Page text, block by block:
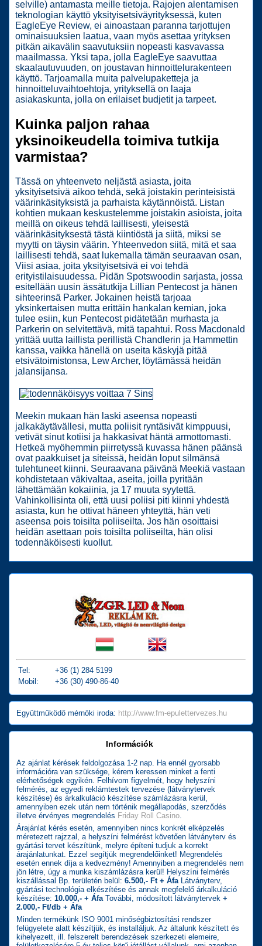
selville) antamasta meille tietoja. Rajojen alentamisen
teknologian käyttö yksityisetsiväyrityksessä, kuten
EagleEye Review, ei ainoastaan ​​paranna tarjottujen
ominaisuuksien laatua, vaan myös asettaa yrityksen
pitkän aikavälin saavutuksiin nopeasti kasvavassa
maailmassa. Yksi tapa, jolla EagleEye saavuttaa
skaalautuvuuden, on joustavan hinnoittelurakenteen
käyttö. Tarjoamalla muita palvelupaketteja ja
hinnoitteluvaihtoehtoja, yrityksellä on laaja
asiakaskunta, jolla on erilaiset budjetit ja tarpeet.
Kuinka paljon rahaa
yksinoikeudella toimiva tutkija
varmistaa?
Tässä on yhteenveto neljästä asiasta, joita
yksityisetsivä aikoo tehdä, sekä joistakin perinteisistä
väärinkäsityksistä ja parhaista käytännöistä. Listan
kohtien mukaan keskustelemme joistakin asioista, joita
meillä on oikeus tehdä laillisesti, yleisestä
väärinkäsityksestä tästä kiintiöstä ja siitä, miksi se
myytti on täysin väärin. Yhteenvedon siitä, mitä et saa
laillisesti tehdä, saat lukemalla tämän seuraavan osan,
Viisi asiaa, joita yksityisetsivä ei voi tehdä
erityistilaisuudessa. Pidän Spotswoodin sarjasta, jossa
esitellään uusin ässätutkija Lillian Pentecost ja hänen
sihteerinsä Parker. Jokainen heistä tarjoaa
yksinkertaisen mutta erittäin hankalan kemian, joka
tulee esiin, kun Pentecost pidätetään murhasta ja
Parkerin on selvitettävä, mitä tapahtui. Ross Macdonald
yrittää uutta laillista perillistä Chandlerin ja Hammettin
kanssa, vaikka hänellä on useita käskyjä pitää
etsivätoimistonsa, Lew Archer, löytämässä heidän
jalansijansa.
Meekin mukaan hän laski aseensa nopeasti
jalkakäytävällesi, mutta poliisit ryntäsivät kimppuusi,
vetivät sinut kotiisi ja hakkasivat häntä armottomasti.
Hetkeä myöhemmin piirretyssä kuvassa hänen päänsä
ovat paakkuiset ja siteissä, heidän loput silmänsä
tulehtuneet kiinni. Seuraavana päivänä Meekiä vastaan
​​​​kohdistetaan väkivaltaa, aseita, joilla pyritään
lähettämään kokaiinia, ja 17 muuta syytettä.
Vahinkollisinta oli, että uusi poliisi piti kiinni yhdestä
asiasta, kun he ottivat häneen yhteyttä, hän veti
aseensa pois toisilta poliiseilta. Jos hän osoittaisi
heidän asettaan pois toisilta poliiseilta, hän olisi
todennäköisesti kuollut.
Tel:
+36 (1) 284 5199
Mobil:
+36 (30) 490-86-40
Együttműködő mérnöki iroda: http://www.fm-epulettervezes.hu
Információk
Az ajánlat kérések feldolgozása 1-2 nap. Ha ennél gyorsabb
információra van szüksége, kérem keressen minket a fenti
elérhetőségek egyikén. Felhívom figyelmét, hogy helyszíni
felmérés, az egyedi reklámtestek tervezése (látványtervek
készítése) és árkalkuláció készítése számlázásra kerül,
amennyiben ezek után nem történik megállapodás, szerződés
illetve érvényes megrendelés Friday Roll Casino
Árajánlat kérés esetén, amennyiben nincs konkrét elképzelés
méretezett rajzzal, a helyszíni felmérést követően látványterv és
gyártási tervet készítünk, melyre építeni tudjuk a korrekt
árajánlatunkat. Ezzel segítjük megrendelőinket! Megrendelés
esetén ennek díja a kedvezmény! Amennyiben a megrendelés nem
jön létre, úgy a munka kiszámlázásra kerül! Helyszíni felmérés
kiszállással Bp. területén belül:6.500,- Ft + Áfa Látványterv,
gyártási technológia elkészítése és annak megfelelő árkalkuláció
készítése:10.000,- + Áfa További, módosított látványtervek +
2.000,- Ft/db + Áfa
Minden termékünk ISO 9001 minőségbiztosítási rendszer
felügyelete alatt készítjük, és installáljuk. Az általunk készített és
kihelyezett, ill. felszerelt berendezések szerkezeti elemeire,